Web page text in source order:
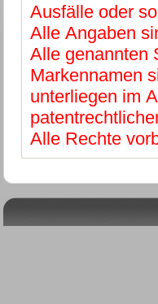
Ausfälle oder
Alle Angaben
Alle genannten
Markennamen
unterliegen im
Alle Rechte